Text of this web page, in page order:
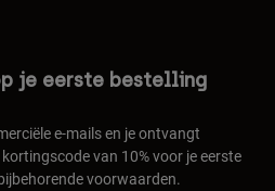
je eerste bestelling
e-mails en je ontvangt
van 10% voor je eerste
voorwaarden.